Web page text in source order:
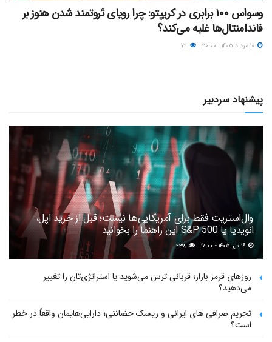
وسواس ۱۰۰ برابری در کریپتو: چرا رویای ثروتمند شدن هنوز بر
فاندامنتال‌ها غلبه می‌کند؟
پیشنهاد سردبیر
وال‌استریت فقط برای آمریکایی‌ها نیست؛ قبل از خرید اپل،
انویدیا یا S&P 500 این راهنما را بخوانید
۲۳۸
روزهای قرمز بازار؛ قربانی ترس می‌شوید یا استراتژی‌تان را تغییر
می‌دهید؟
تحریم صرافی های ایرانی و ریسک حضانتی؛ دارایی‌هایمان واقعاً در خطر
است؟